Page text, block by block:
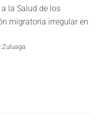
la Salud de los
migratoria irregular en
Zuluaga